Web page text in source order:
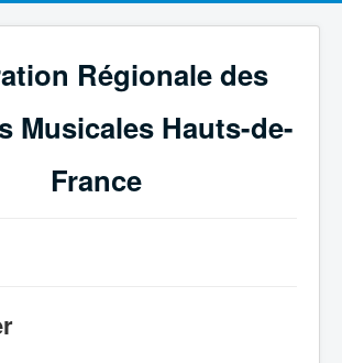
Régionale des
Musicales Hauts-de-
France